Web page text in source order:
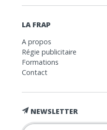
LA FRAP
A propos
Régie publicitaire
Formations
Contact
NEWSLETTER